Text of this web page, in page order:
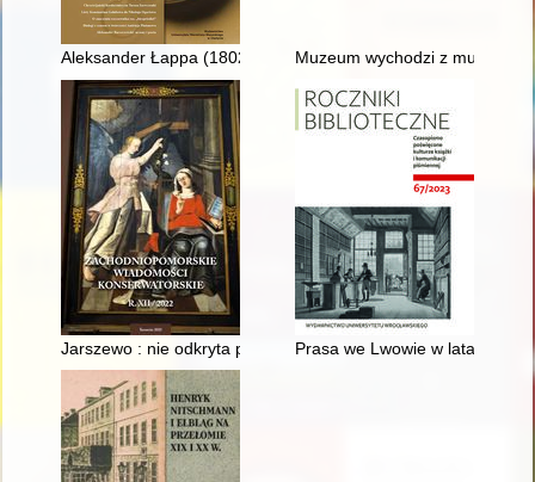
Aleksander Łappa (1802-1869) - ostatni marszałek szlachty
Muzeum wychodzi z murów,
Jarszewo : nie odkryta perełka Ziemi Kamieńskiej :
Prasa we Lwowie w latach